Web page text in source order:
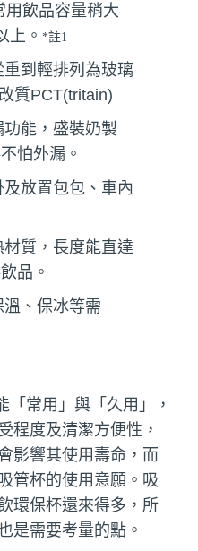
用飲品容量稍大
上。 *註1
到輕排列為玻璃
質PCT(tritain)
能，盛裝奶製
怕外漏。
放置包包、車內
質，長度能直達
品。
、保冰等需
「常用」與「久用」，
程度及清潔方便性，
影響其使用壽命，而
管杯的使用意願。吸
環保杯還來得多，所
是需要考量的點。